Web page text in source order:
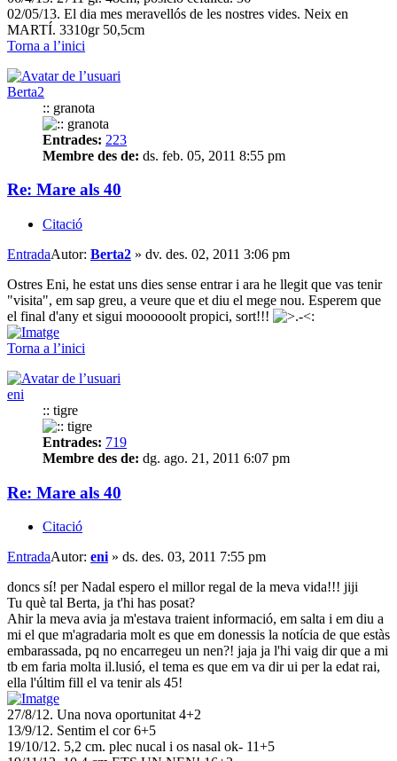
02/05/13. El dia mes meravellós de les nostres vides. Neix en
MARTÍ. 3310gr 50,5cm
Torna a l’inici
Berta2
:: granota
Entrades: 223
Membre des de: ds. feb. 05, 2011 8:55 pm
Re: Mare als 40
Citació
EntradaAutor: Berta2 » dv. des. 02, 2011 3:06 pm
Ostres Eni, he estat uns dies sense entrar i ara he llegit que vas tenir
"visita", em sap greu, a veure que et diu el mege nou. Esperem que
el final d'any et sigui moooooolt propici, sort!!!
Torna a l’inici
eni
:: tigre
Entrades: 719
Membre des de: dg. ago. 21, 2011 6:07 pm
Re: Mare als 40
Citació
EntradaAutor: eni» ds. des. 03, 2011 7:55 pm
doncs sí! per Nadal espero el millor regal de la meva vida!!! jiji
Tu què tal Berta, ja t'hi has posat?
Ahir la meva avia ja m'estava traient informació, em salta i em diu a
mi el que m'agradaria molt es que em donessis la notícia de que estàs
embarassada, pq no encarregeu un nen?! jaja ja l'hi vaig dir que a mi
tb em faria molta il.lusió, el tema es que em va dir ui per la edat rai,
ella l'últim fill el va tenir als 45!
27/8/12. Una nova oportunitat 4+2
13/9/12. Sentim el cor 6+5
19/10/12. 5,2 cm. plec nucal i os nasal ok- 11+5